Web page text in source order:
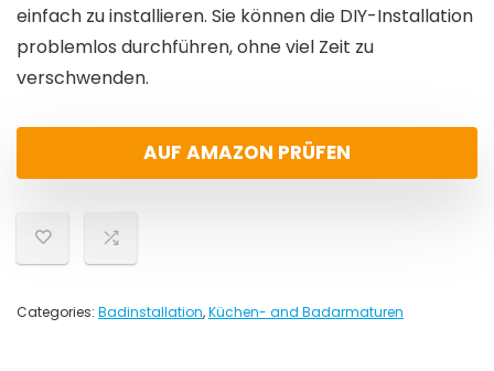
einfach zu installieren. Sie können die DIY-Installation
problemlos durchführen, ohne viel Zeit zu
verschwenden.
AUF AMAZON PRÜFEN
Categories: Badinstallation,Küchen- and Badarmaturen